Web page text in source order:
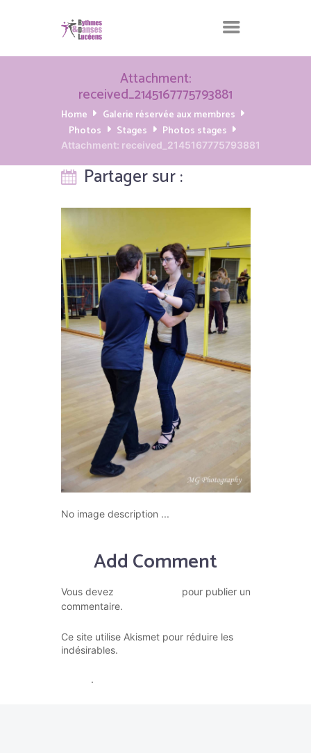
Attachment:
received_2145167775793881
Home
Galerie réservée aux membres
Photos
Stages Photos stages
Attachment: received_2145167775793881
Partager sur :
No image description ...
Add Comment
Vous devez
pour publier un
commentaire.
Ce site utilise Akismet pour réduire les
indésirables.
.